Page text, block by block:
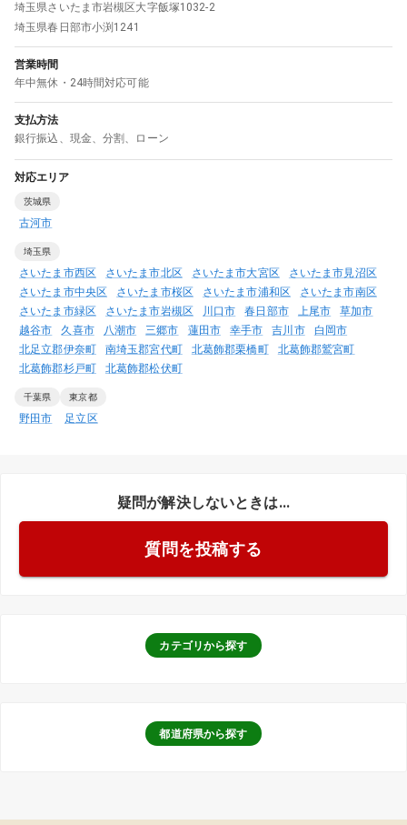
埼玉県さいたま市岩槻区大字飯塚1032-2
埼玉県春日部市小渕1241
営業時間
年中無休・24時間対応可能
支払方法
銀行振込 、 現金、分割 、 ローン
対応エリア
茨城県
古河市
埼玉県
さいたま市西区 さいたま市北区 さいたま市大宮区
さいたま市見沼区
さいたま市中央区
さいたま市桜区 さいたま市浦和区
さいたま市南区
さいたま市緑区
さいたま市岩槻区 川口市 春日部市 上尾市
草加市
越谷市
久喜市 八潮市 三郷市 蓮田市 幸手市 吉川市
白岡市
北足立郡伊奈町
南埼玉郡宮代町 北葛飾郡栗橋町
北葛飾郡鷲宮町
北葛飾郡杉戸町
北葛飾郡松伏町
千葉県
野田市
東京都
足立区
疑問が解決しないときは...
質問を投稿する
カテゴリから探す
都道府県から探す